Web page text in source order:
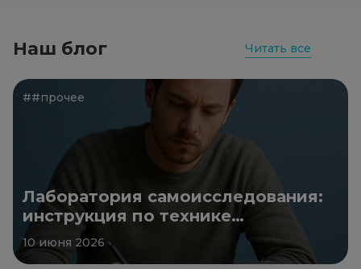
Наш блог Читать все
##прочее
Лаборатория самоисследования:
инструкция по технике
безопасности
10 июня 2026